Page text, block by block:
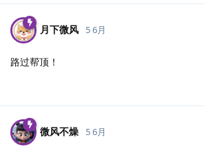
月下微风 5 6月
路过帮顶！
微风不燥 5 6月